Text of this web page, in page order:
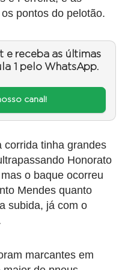
pontos do pelotão.
e receba as últimas
1 pelo WhatsApp.
canal!
corrida tinha grandes
Honorato
o baque ocorreu
Mendes quanto
subida, já com o
marcantes em